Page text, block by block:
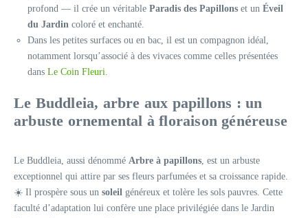
profond — il crée un véritable Paradis des Papillons et un Éveil
du Jardin coloré et enchanté.
Dans les petites surfaces ou en bac, il est un compagnon idéal,
notamment lorsqu’associé à des vivaces comme celles présentées
dans Le Coin Fleuri.
Le Buddleia, arbre aux papillons : un
arbuste ornemental à floraison généreuse
Le Buddleia, aussi dénommé Arbre à papillons, est un arbuste
exceptionnel qui attire par ses fleurs parfumées et sa croissance rapide.
☀️ Il prospère sous un soleil généreux et tolère les sols pauvres. Cette
faculté d’adaptation lui confère une place privilégiée dans le Jardin